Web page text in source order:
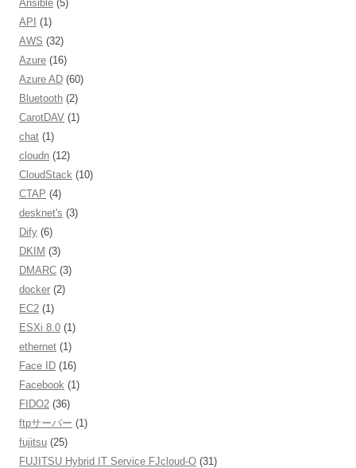
Ansible (5)
API (1)
AWS (32)
Azure (16)
Azure AD (60)
Bluetooth (2)
CarotDAV (1)
chat (1)
cloudn (12)
CloudStack (10)
CTAP (4)
desknet's (3)
Dify (6)
DKIM (3)
DMARC (3)
docker (2)
EC2 (1)
ESXi 8.0 (1)
ethernet (1)
Face ID (16)
Facebook (1)
FIDO2 (36)
ftpサーバー (1)
fujitsu (25)
FUJITSU Hybrid IT Service FJcloud-O (31)